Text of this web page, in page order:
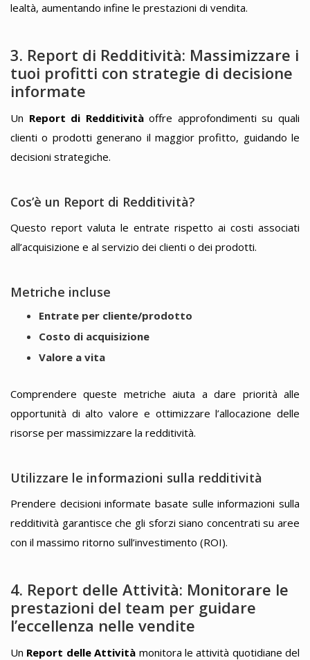
lealtà, aumentando infine le prestazioni di vendita.
3. Report di Redditività: Massimizzare i
tuoi profitti con strategie di decisione
informate
Un Report di Redditivitàoffre approfondimenti su quali
clienti o prodotti generano il maggior profitto, guidando le
decisioni strategiche.
Cos’è un Report di Redditività?
Questo report valuta le entrate rispetto ai costi associati
all’acquisizione e al servizio dei clienti o dei prodotti.
Metriche incluse
Entrate per cliente/prodotto
Costo di acquisizione
Valore a vita
Comprendere queste metriche aiuta a dare priorità alle
opportunità di alto valore e ottimizzare l’allocazione delle
risorse per massimizzare la redditività.
Utilizzare le informazioni sulla redditività
Prendere decisioni informate basate sulle informazioni sulla
redditività garantisce che gli sforzi siano concentrati su aree
con il massimo ritorno sull’investimento (ROI).
4. Report delle Attività: Monitorare le
prestazioni del team per guidare
l’eccellenza nelle vendite
Un Report delle Attività monitora le attività quotidiane del